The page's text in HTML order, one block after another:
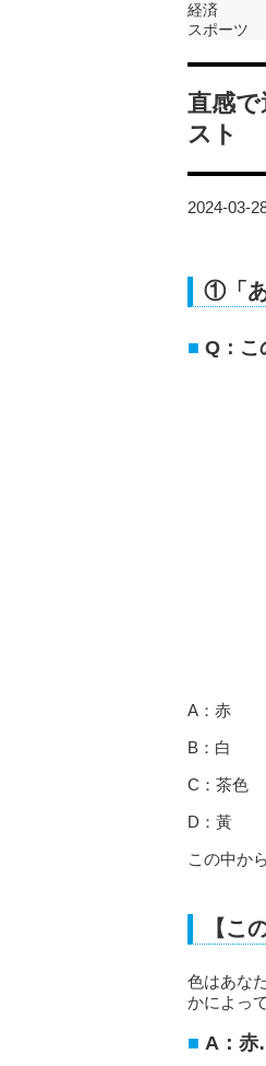
経済
スポーツ
直感
スト
2024-03-
①「あ
Q：こ
A：赤
B：白
C：茶色
D：黃
この中か
【こ
色はあな
かによっ
A：赤